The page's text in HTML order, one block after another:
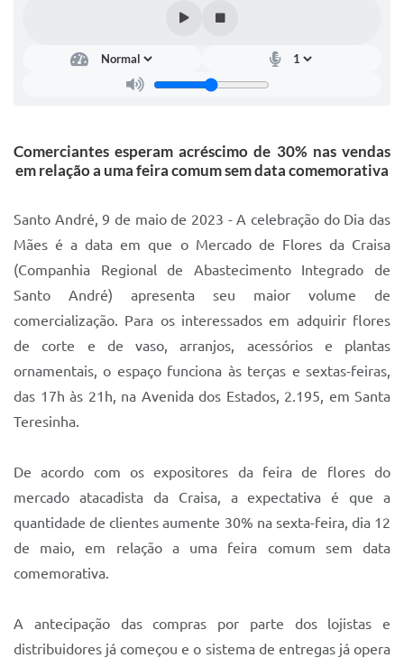
Legislação
Lei de acesso à informação
Mobilidade Urbana Sustentável
Parque Escola
Portal da Educação
Quadra Fiscal
SIC
Comerciantes esperam acréscimo de 30% nas vendas
em relação a uma feira comum sem data comemorativa
Santo André, 9 de maio de 2023 - A celebração do Dia das
Mães é a data em que o Mercado de Flores da Craisa
(Companhia Regional de Abastecimento Integrado de
Santo André) apresenta seu maior volume de
comercialização. Para os interessados em adquirir flores
de corte e de vaso, arranjos, acessórios e plantas
ornamentais, o espaço funciona às terças e sextas-feiras,
das 17h às 21h, na Avenida dos Estados, 2.195, em Santa
Teresinha.
De acordo com os expositores da feira de flores do
mercado atacadista da Craisa, a expectativa é que a
quantidade de clientes aumente 30% na sexta-feira, dia 12
de maio, em relação a uma feira comum sem data
comemorativa.
A antecipação das compras por parte dos lojistas e
distribuidores já começou e o sistema de entregas já opera